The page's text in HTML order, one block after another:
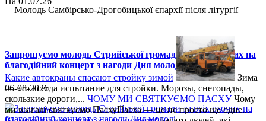
__Молодь Самбірсько-Дрогобицької єпархії після літургії__
Запрошуємо молодь Стрийської громади та всіх охочих на
благодійний концерт з нагоди Дня молоді.
06-08-2026
Какие автокраны спасают стройку зимой
Зима
— это всегда испытание для стройки. Морозы, снегопады,
скользкие дороги,... ЧОМУ МИ СВЯТКУЄМО ПАСХУ Чому
ми взагалі святкуємо ПасхуПасха — це не просто ще одне...